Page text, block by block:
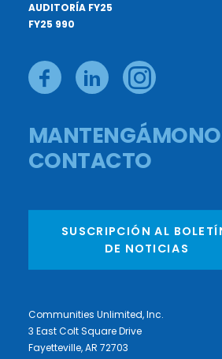
AUDITORÍA FY25
FY25 990
CONTACTO
SUSCRIPCIÓN AL
DE NOTICIAS
Communities Unlimited, Inc.
3 East Colt Square Drive
Fayetteville, AR 72703